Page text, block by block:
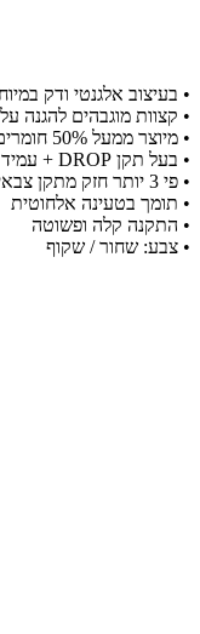
• בעיצוב אלגנטי ודק
• קצוות מוגבהים להגנה
• מיוצר ממעל 50% חומרים ממוחזרים לשמירה על איכות הסביבה
• בעל תקן DROP + עמיד במיוחד מפני נפילות
• פי 3 יותר חזק מתקן צבאי
• תומך בטעינה אלחוטית
• התקנה קלה ופשוטה
• צבע: שחור / שקוף